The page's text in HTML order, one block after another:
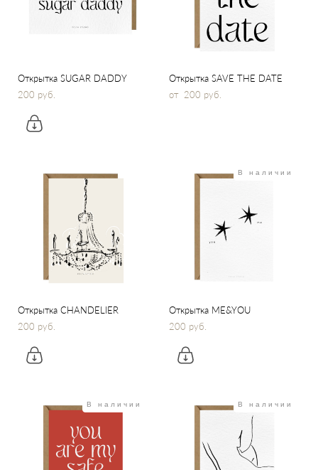
Открытка SUGAR DADDY
200 pуб.
Открытка SAVE THE DATE
от 200 pуб.
Открытка CHANDELIER
200 pуб.
В наличии
Открытка ME&YOU
200 pуб.
В наличии В наличии